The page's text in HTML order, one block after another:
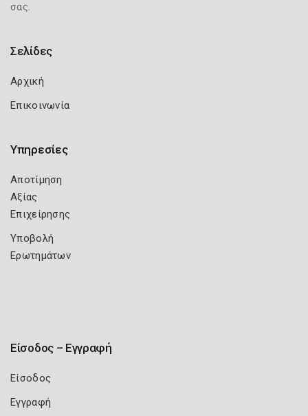
σας.
Σελίδες
Αρχική
Επικοινωνία
Υπηρεσίες
Αποτίμηση
Αξίας
Επιχείρησης
Υποβολή
Ερωτημάτων
Είσοδος – Εγγραφή
Είσοδος
Εγγραφή